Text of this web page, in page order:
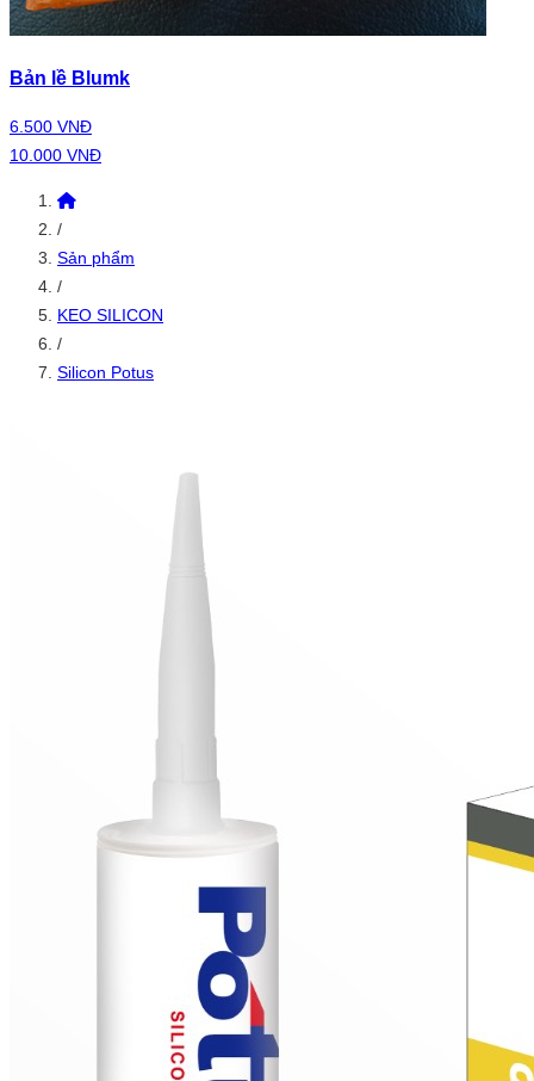
Bản lề Blumk
6.500 VNĐ
10.000 VNĐ
/
Sản phẩm
/
KEO SILICON
/
Silicon Potus